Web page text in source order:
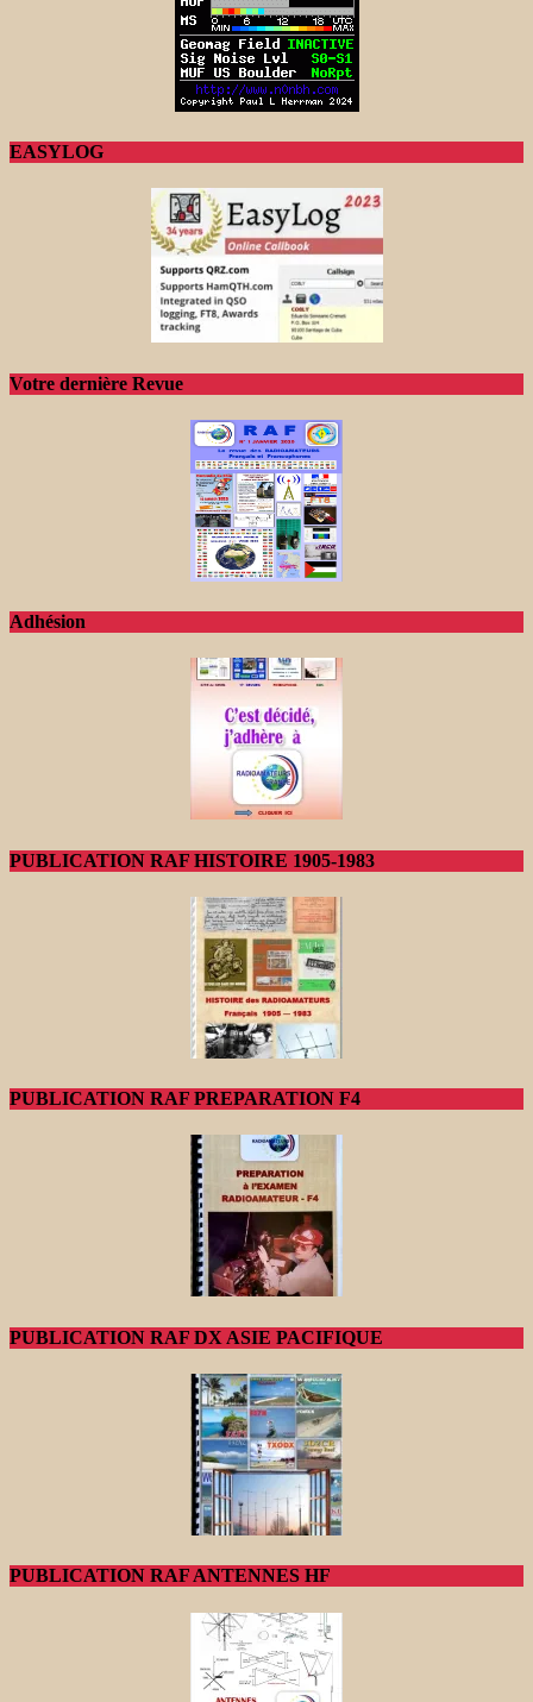
EASYLOG
Votre dernière Revue
Adhésion
PUBLICATION RAF HISTOIRE 1905-1983
PUBLICATION RAF PREPARATION F4
PUBLICATION RAF DX ASIE PACIFIQUE
PUBLICATION RAF ANTENNES HF